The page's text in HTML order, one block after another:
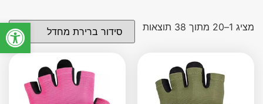
מציג 1–20 מתוך 38 תוצאות